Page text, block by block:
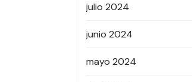
julio 2024
junio 2024
mayo 2024